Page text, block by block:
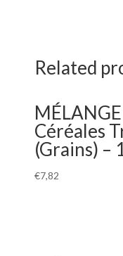
Related
MÉLANGE
Céréales
(Grains) –
€7,82